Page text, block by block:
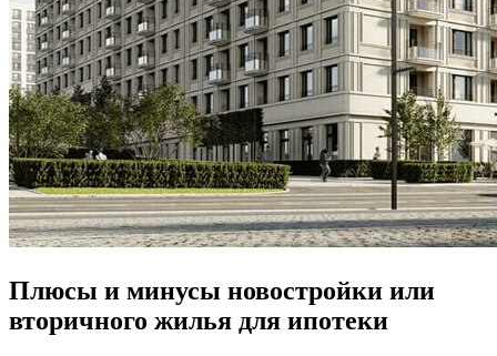
Плюсы и минусы новостройки или
вторичного жилья для ипотеки